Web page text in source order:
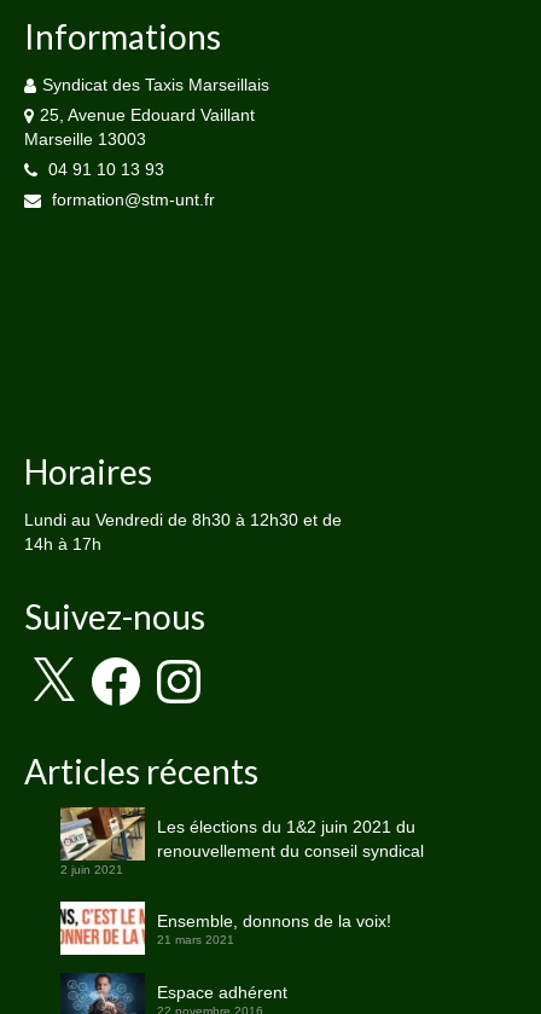
Informations
Syndicat des Taxis Marseillais
25, Avenue Edouard Vaillant
Marseille 13003
04 91 10 13 93
formation@stm-unt.fr
Horaires
Lundi au Vendredi de 8h30 à 12h30 et de
14h à 17h
Suivez-nous
FacebookInstagram
Articles récents
Les élections du 1&2 juin 2021 du
renouvellement du conseil syndical
2 juin 2021
Ensemble, donnons de la voix!
21 mars 2021
Espace adhérent
22 novembre 2016